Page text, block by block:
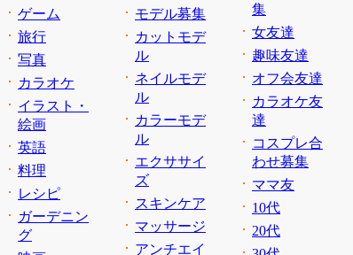
ゲーム
旅行
写真
カラオケ
イラスト・
絵画
英語
料理
レシピ
ガーデニン
グ
モデル募集
カットモデ
ル
ネイルモデ
ル
カラーモデ
ル
エクササイ
ズ
スキンケア
マッサージ
アンチエイ
集
女友達
趣味友達
オフ会友達
カラオケ友
達
コスプレ合
わせ募集
ママ友
10代
20代